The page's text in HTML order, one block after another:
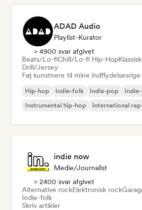
ADAD Audio
Playlist-Kurator
> 4900 svar afgivet
Beats/Lo-fiChill/Lo-fi Hip-Hop
Drill/Jersey
Føj kunstnere til mine
Hip-hop Indie-folk Indie-pop
Instrumental hip-hop
International rap
indie now
Medie/journalist
> 2400 svar afgivet
Alternative rockElektronisk rock
Indie-folk
Skriv artikler